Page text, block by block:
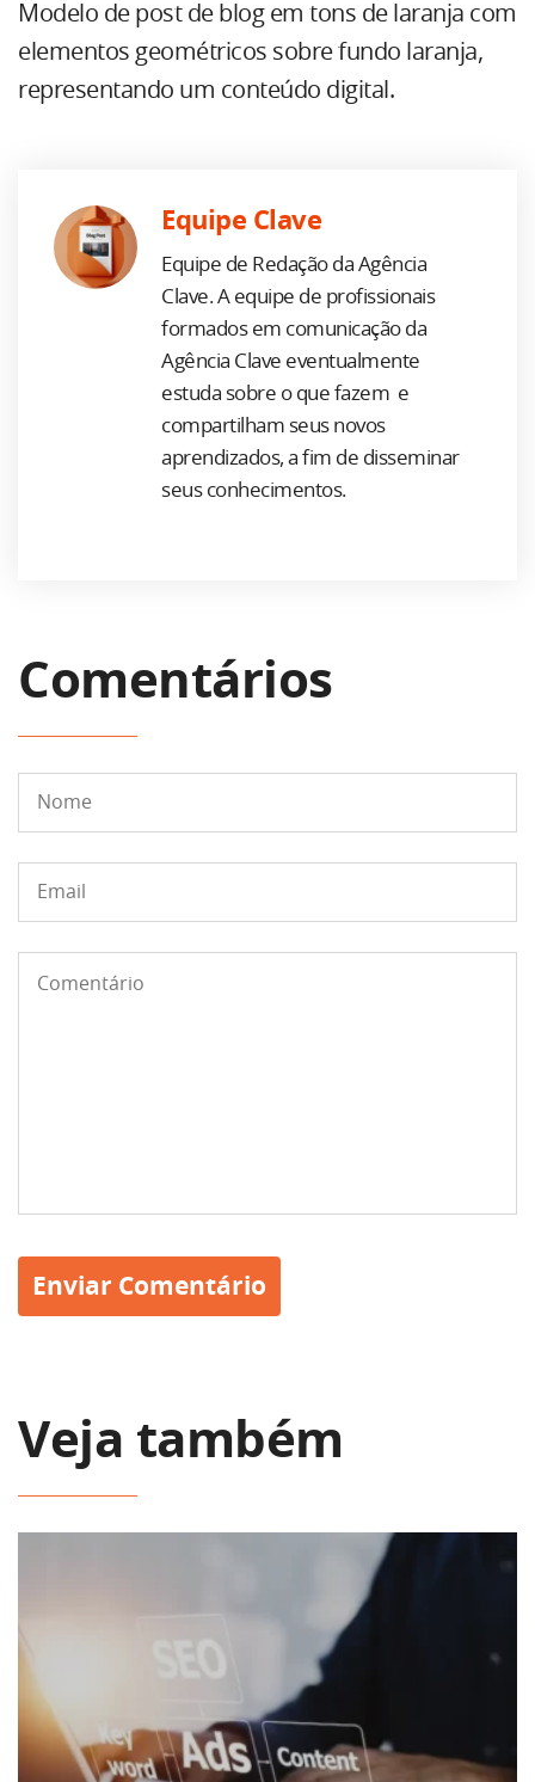
Modelo de post de blog em tons de laranja com
elementos geométricos sobre fundo laranja,
representando um conteúdo digital.
Equipe Clave
Equipe de Redação da Agência
Clave. A equipe de profissionais
formados em comunicação da
Agência Clave eventualmente
estuda sobre o que fazem e
compartilham seus novos
aprendizados, a fim de disseminar
seus conhecimentos.
Comentários
Veja também